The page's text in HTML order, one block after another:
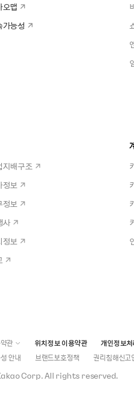
오맵
가능성
지배구조
정보
정보
사
정보
관 위치정보 이용약관 개인정보
안내
브랜드보호정책 권리침해신고
Corp.All rights reserved.